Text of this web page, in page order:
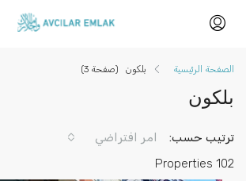
الصفحة الرئيسية بلكون (صفحة 3)
بلكون
102 Properties
ترتيب حسب: امر افتراضي